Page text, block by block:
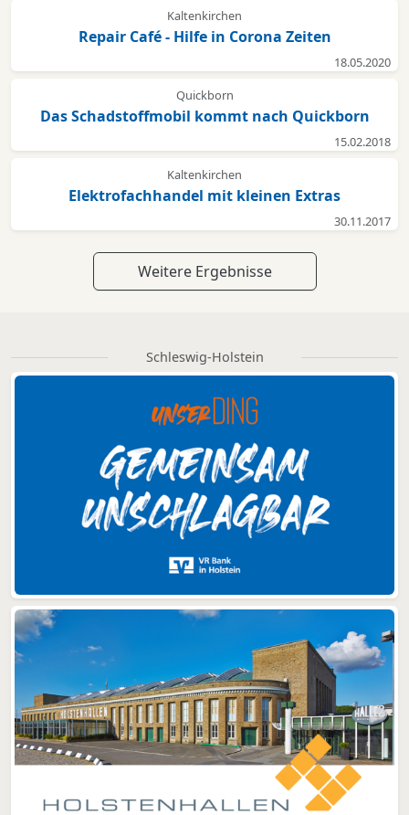
Kaltenkirchen
Repair Café - Hilfe in Corona Zeiten
18.05.2020
Quickborn
Das Schadstoffmobil kommt nach Quickborn
15.02.2018
Kaltenkirchen
Elektrofachhandel mit kleinen Extras
30.11.2017
Weitere Ergebnisse
Schleswig-Holstein